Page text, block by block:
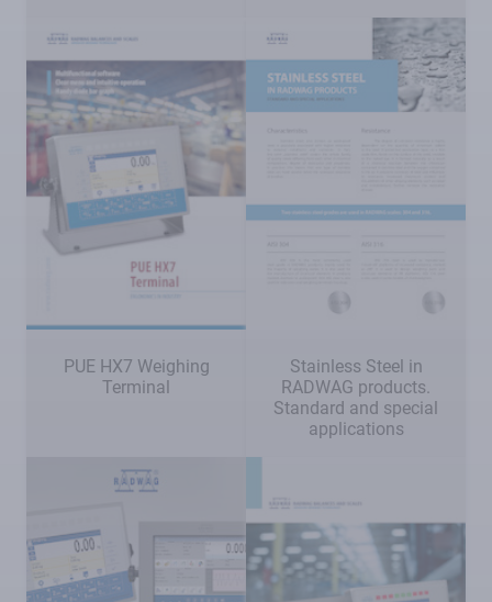
PUE HX7 Weighing
Terminal
Stainless Steel in
RADWAG products.
Standard and special
applications